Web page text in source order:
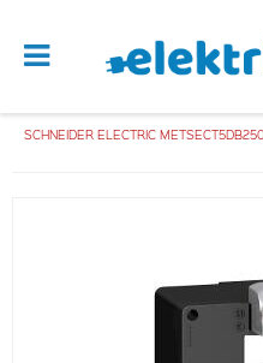
SCHNEIDER ELECTRIC